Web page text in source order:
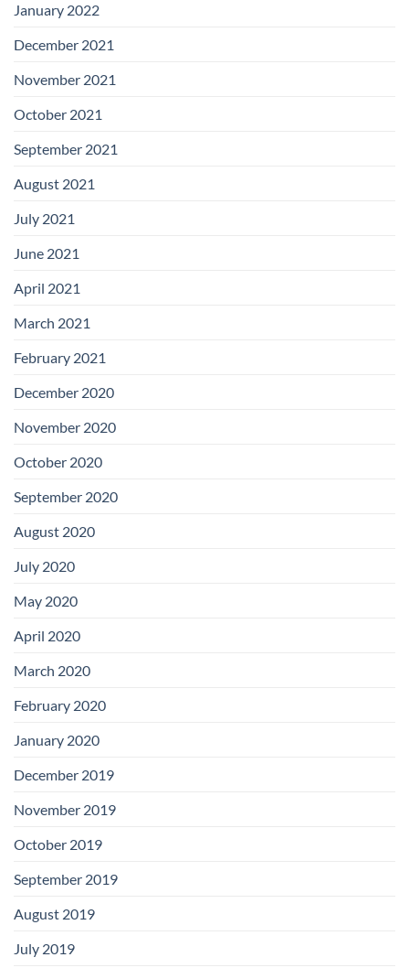
January 2022
December 2021
November 2021
October 2021
September 2021
August 2021
July 2021
June 2021
April 2021
March 2021
February 2021
December 2020
November 2020
October 2020
September 2020
August 2020
July 2020
May 2020
April 2020
March 2020
February 2020
January 2020
December 2019
November 2019
October 2019
September 2019
August 2019
July 2019